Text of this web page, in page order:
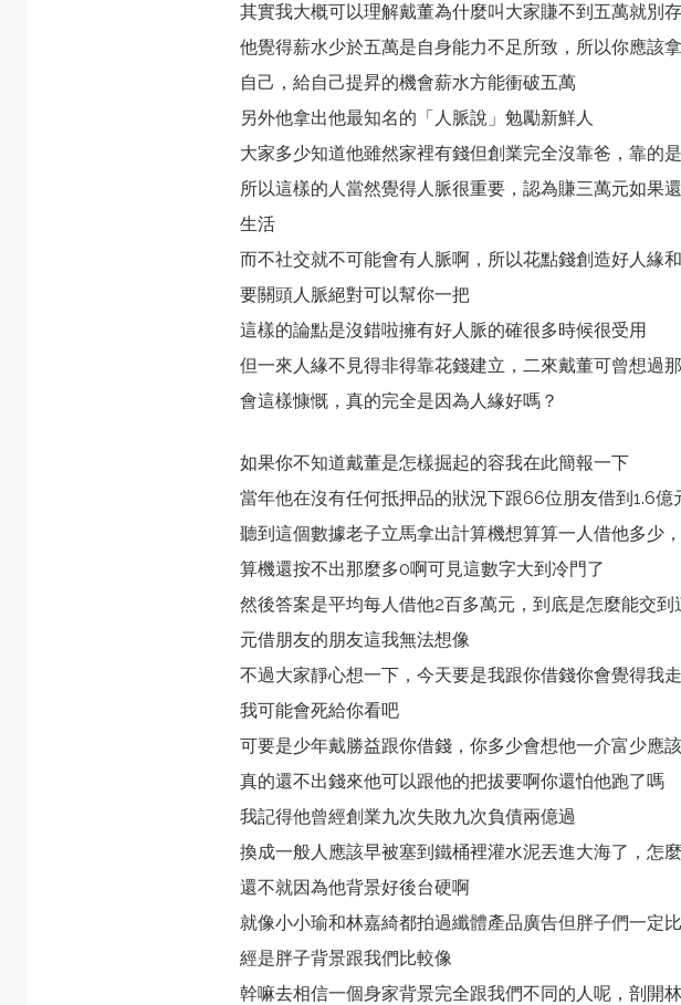
其實我大概可以理解戴董為什麼叫大家賺不到五萬就別存
他覺得薪水少於五萬是自身能力不足所致，所以你應該
自己，給自己提昇的機會薪水方能衝破五萬
另外他拿出他最知名的「人脈說」勉勵新鮮人
大家多少知道他雖然家裡有錢但創業完全沒靠爸，靠的
所以這樣的人當然覺得人脈很重要，認為賺三萬元如果
生活
而不社交就不可能會有人脈啊，所以花點錢創造好人緣
要關頭人脈絕對可以幫你一把
這樣的論點是沒錯啦擁有好人脈的確很多時候很受用
但一來人緣不見得非得靠花錢建立，二來戴董可曾想過
會這樣慷慨，真的完全是因為人緣好嗎？
如果你不知道戴董是怎樣掘起的容我在此簡報一下
當年他在沒有任何抵押品的狀況下跟66位朋友借到1.6億
聽到這個數據老子立馬拿出計算機想算算一人借他多少
算機還按不出那麼多0啊可見這數字大到冷門了
然後答案是平均每人借他2百多萬元，到底是怎麼能交
元借朋友的朋友這我無法想像
不過大家靜心想一下，今天要是我跟你借錢你會覺得我
我可能會死給你看吧
可要是少年戴勝益跟你借錢，你多少會想他一介富少應
真的還不出錢來他可以跟他的把拔要啊你還怕他跑了嗎
我記得他曾經創業九次失敗九次負債兩億過
換成一般人應該早被塞到鐵桶裡灌水泥丟進大海了，怎
還不就因為他背景好後台硬啊
就像小小瑜和林嘉綺都拍過纖體產品廣告但胖子們一定
經是胖子背景跟我們比較像
幹嘛去相信一個身家背景完全跟我們不同的人呢，剖開